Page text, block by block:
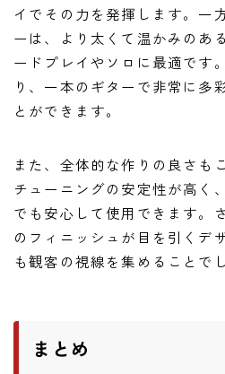
イでその力を発揮します。一
ーは、より太くて温かみのあ
ードプレイやソロに最適です
り、一本のギターで非常に多
とができます。
また、全体的な作りの良さも
チューニングの安定性が高く
でも安心して使用できます。
のフィニッシュが目を引くデ
も観客の視線を集めることで
まとめ